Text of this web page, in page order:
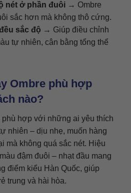
nét ở phần đuôi → Ombre
sắc hơn mà không thô cứng.
sắc độ → Giúp điều chỉnh
tự nhiên, cân bằng tổng thể
Ombre phù hợp
nào?
phù hợp với những ai yêu thích
nhiên – dịu nhẹ, muốn hàng
mà không quá sắc nét. Hiệu
đậm đuôi – nhạt đầu mang
điểm kiểu Hàn Quốc, giúp
trung và hài hòa.